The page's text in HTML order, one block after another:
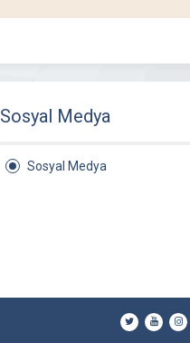
Sosyal Medya
Sosyal Medya